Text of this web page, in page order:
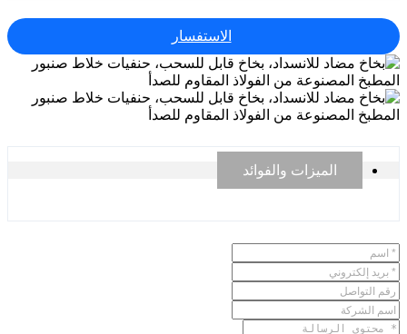
الاستفسار
الميزات والفوائد